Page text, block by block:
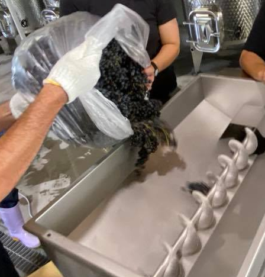
Menu
minnadejyoko
2021年10月19日
アドバイザー
サイト内検索
検